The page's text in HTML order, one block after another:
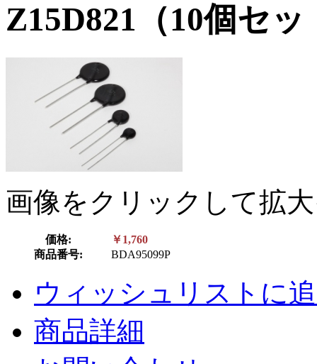
Z15D821（10個セ
画像をクリックして拡
価格:
￥1,760
商品番号:
BDA95099P
ウィッシュリストに
商品詳細